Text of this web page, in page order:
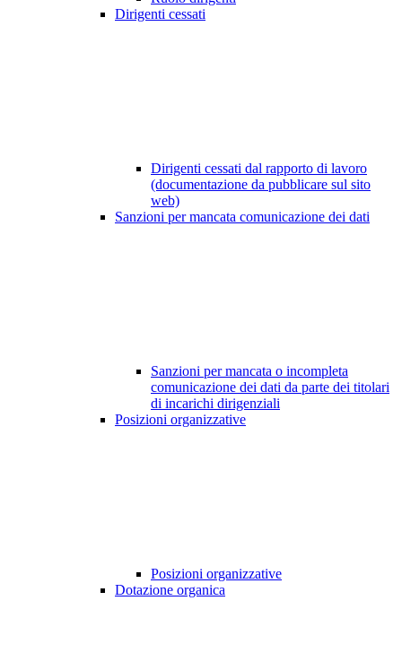
Dirigenti cessati
Dirigenti cessati dal rapporto di lavoro
(documentazione da pubblicare sul sito
web)
Sanzioni per mancata comunicazione dei dati
Sanzioni per mancata o incompleta
comunicazione dei dati da parte dei titolari
di incarichi dirigenziali
Posizioni organizzative
Posizioni organizzative
Dotazione organica